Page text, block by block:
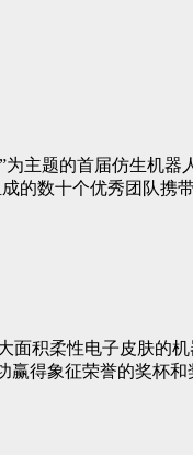
为主题的首届仿生机
的数十个优秀团队携
面积柔性电子皮肤的
得象征荣誉的奖杯和